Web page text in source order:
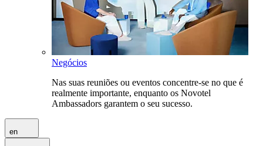
Negócios
Nas suas reuniões ou eventos concentre-se no que é
realmente importante, enquanto os Novotel
Ambassadors garantem o seu sucesso.
en